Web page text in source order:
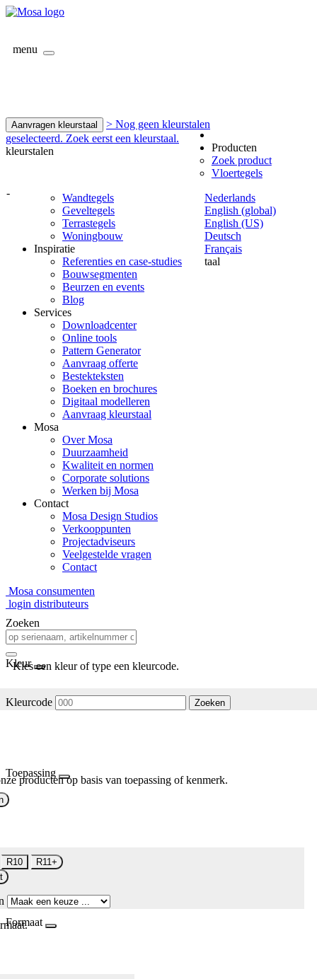
menu
Aanvragen kleurstaal
> Nog geen kleurstalen
geselecteerd. Zoek eerst een kleurstaal.
kleurstalen
-
Nederlands
English (global)
English (US)
Deutsch
Français
taal
Producten
Zoek product
Vloertegels
Wandtegels
Geveltegels
Terrastegels
Woningbouw
Inspiratie
Referenties en case-studies
Bouwsegmenten
Beurzen en events
Blog
Services
Downloadcenter
Online tools
Pattern Generator
Aanvraag offerte
Bestekteksten
Boeken en brochures
Digitaal modelleren
Aanvraag kleurstaal
Mosa
Over Mosa
Duurzaamheid
Kwaliteit en normen
Corporate solutions
Werken bij Mosa
Contact
Mosa Design Studios
Verkooppunten
Projectadviseurs
Veelgestelde vragen
Contact
Mosa consumenten
login distributeurs
Zoeken
Kleur
Kies een kleur of type een kleurcode.
Kleurcode Zoeken
Toepassing
producten op basis van toepassing of kenmerk.
R10
R11+
Formaat